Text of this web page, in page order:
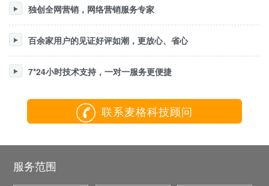
独创全网营销，网络营销服务专家
百余家用户的见证好评如潮，更放心、省心
7*24小时技术支持，一对一服务更便捷
联系麦格科技顾问
服务范围